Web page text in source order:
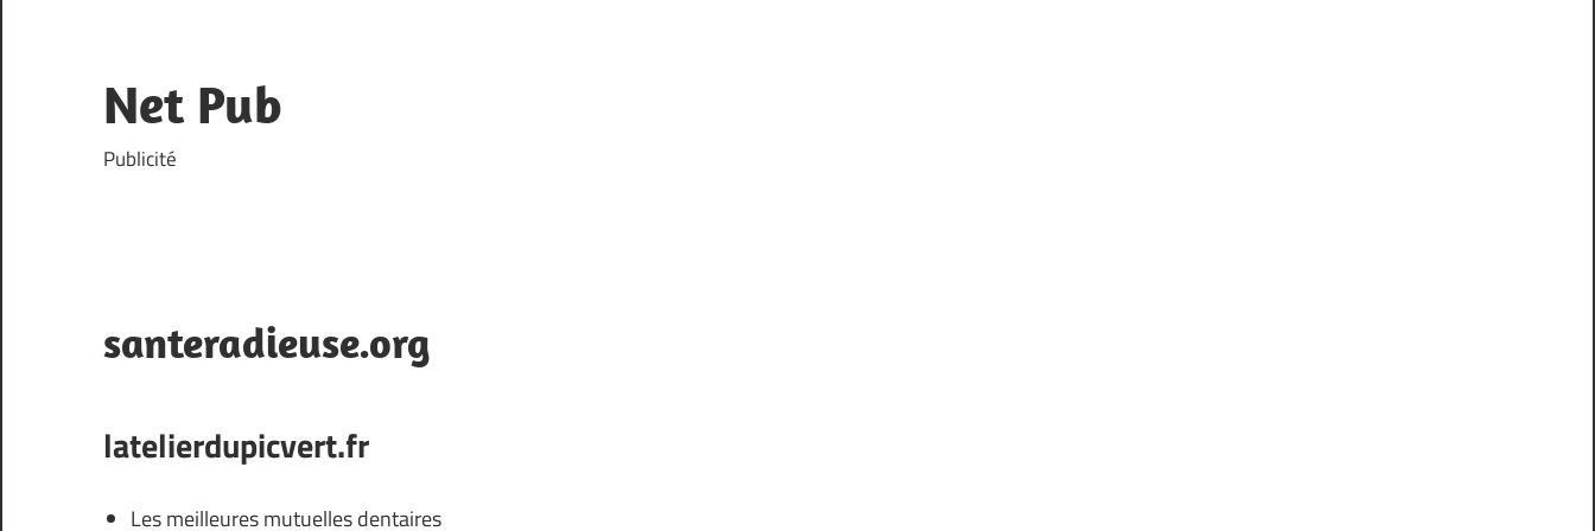
content
Net Pub
Publicité
santeradieuse.org
latelierdupicvert.fr
Les meilleures mutuelles dentaires